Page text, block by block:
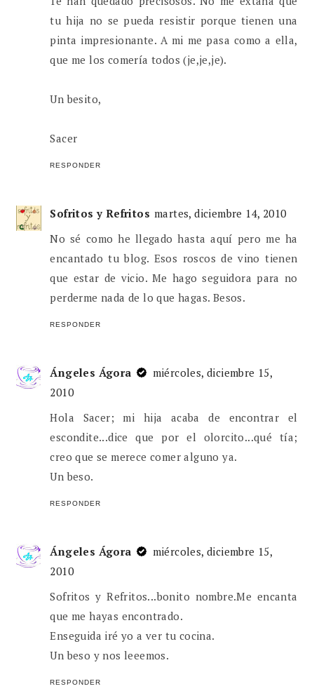
tu hija no se pueda resistir porque tienen una
pinta impresionante. A mi me pasa como a ella,
que me los comería todos (je,je,je).
Un besito,
Sacer
RESPONDER
Sofritos y Refritos martes, diciembre 14, 2010
No sé como he llegado hasta aquí pero me ha
encantado tu blog. Esos roscos de vino tienen
que estar de vicio. Me hago seguidora para no
perderme nada de lo que hagas. Besos.
RESPONDER
Ángeles Ágora
miércoles, diciembre 15,
2010
Hola Sacer; mi hija acaba de encontrar el
escondite...dice que por el olorcito...qué tía;
creo que se merece comer alguno ya.
Un beso.
RESPONDER
Ángeles Ágora
miércoles, diciembre 15,
2010
Sofritos y Refritos...bonito nombre.Me encanta
que me hayas encontrado.
Enseguida iré yo a ver tu cocina.
Un beso y nos leeemos.
RESPONDER